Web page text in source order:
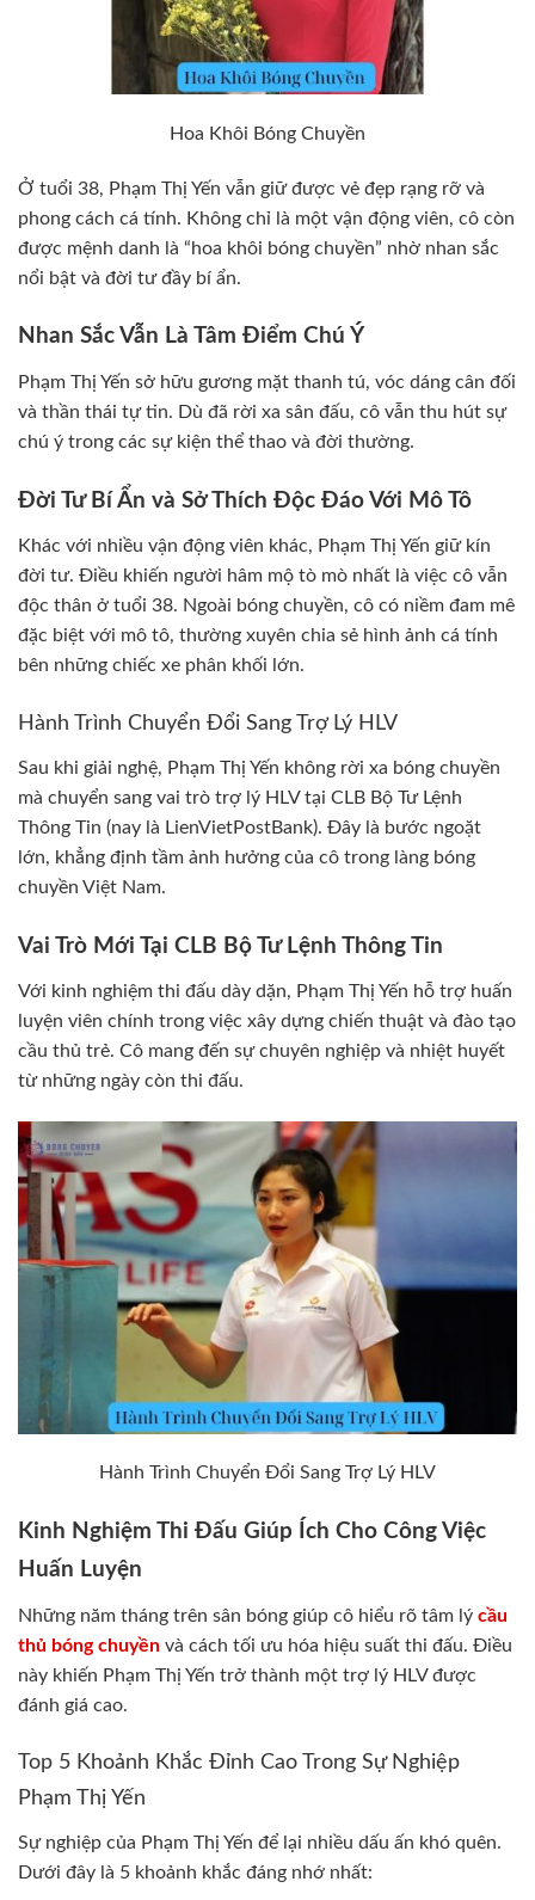
Hoa Khôi Bóng Chuyền
Ở tuổi 38, Phạm Thị Yến vẫn giữ được vẻ đẹp rạng rỡ và
phong cách cá tính. Không chỉ là một vận động viên, cô còn
được mệnh danh là “hoa khôi bóng chuyền” nhờ nhan sắc
nổi bật và đời tư đầy bí ẩn.
Nhan Sắc Vẫn Là Tâm Điểm Chú Ý
Phạm Thị Yến sở hữu gương mặt thanh tú, vóc dáng cân đối
và thần thái tự tin. Dù đã rời xa sân đấu, cô vẫn thu hút sự
chú ý trong các sự kiện thể thao và đời thường.
Đời Tư Bí Ẩn và Sở Thích Độc Đáo Với Mô Tô
Khác với nhiều vận động viên khác, Phạm Thị Yến giữ kín
đời tư. Điều khiến người hâm mộ tò mò nhất là việc cô vẫn
độc thân ở tuổi 38. Ngoài bóng chuyền, cô có niềm đam mê
đặc biệt với mô tô, thường xuyên chia sẻ hình ảnh cá tính
bên những chiếc xe phân khối lớn.
Hành Trình Chuyển Đổi Sang Trợ Lý HLV
Sau khi giải nghệ, Phạm Thị Yến không rời xa bóng chuyền
mà chuyển sang vai trò trợ lý HLV tại CLB Bộ Tư Lệnh
Thông Tin (nay là LienVietPostBank). Đây là bước ngoặt
lớn, khẳng định tầm ảnh hưởng của cô trong làng bóng
chuyền Việt Nam.
Vai Trò Mới Tại CLB Bộ Tư Lệnh Thông Tin
Với kinh nghiệm thi đấu dày dặn, Phạm Thị Yến hỗ trợ huấn
luyện viên chính trong việc xây dựng chiến thuật và đào tạo
cầu thủ trẻ. Cô mang đến sự chuyên nghiệp và nhiệt huyết
từ những ngày còn thi đấu.
Hành Trình Chuyển Đổi Sang Trợ Lý HLV
Kinh Nghiệm Thi Đấu Giúp Ích Cho Công Việc
Huấn Luyện
Những năm tháng trên sân bóng giúp cô hiểu rõ tâm lý cầu
thủ bóng chuyền và cách tối ưu hóa hiệu suất thi đấu. Điều
này khiến Phạm Thị Yến trở thành một trợ lý HLV được
đánh giá cao.
Top 5 Khoảnh Khắc Đỉnh Cao Trong Sự Nghiệp
Phạm Thị Yến
Sự nghiệp của Phạm Thị Yến để lại nhiều dấu ấn khó quên.
Dưới đây là 5 khoảnh khắc đáng nhớ nhất: